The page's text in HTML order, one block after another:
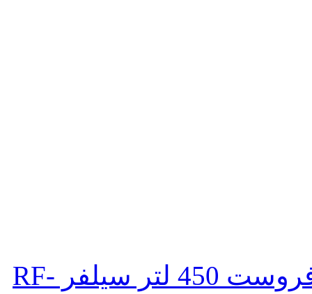
ثلاجة تورنيدو انفرتر ديجيتال نوفروست 450 لتر سيلفر RF-